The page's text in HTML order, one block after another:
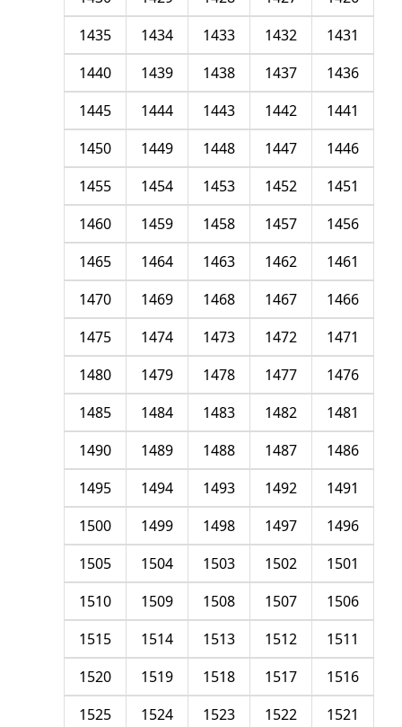
1431
1432
1433
1434
1435
1436
1437
1438
1439
1440
1441
1442
1443
1444
1445
1446
1447
1448
1449
1450
1451
1452
1453
1454
1455
1456
1457
1458
1459
1460
1461
1462
1463
1464
1465
1466
1467
1468
1469
1470
1471
1472
1473
1474
1475
1476
1477
1478
1479
1480
1481
1482
1483
1484
1485
1486
1487
1488
1489
1490
1491
1492
1493
1494
1495
1496
1497
1498
1499
1500
1501
1502
1503
1504
1505
1506
1507
1508
1509
1510
1511
1512
1513
1514
1515
1516
1517
1518
1519
1520
1521
1522
1523
1524
1525